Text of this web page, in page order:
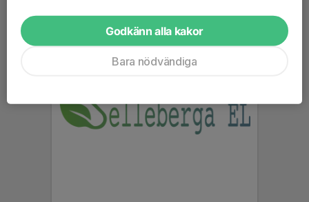
Godkänn alla kakor
Bara nödvändiga